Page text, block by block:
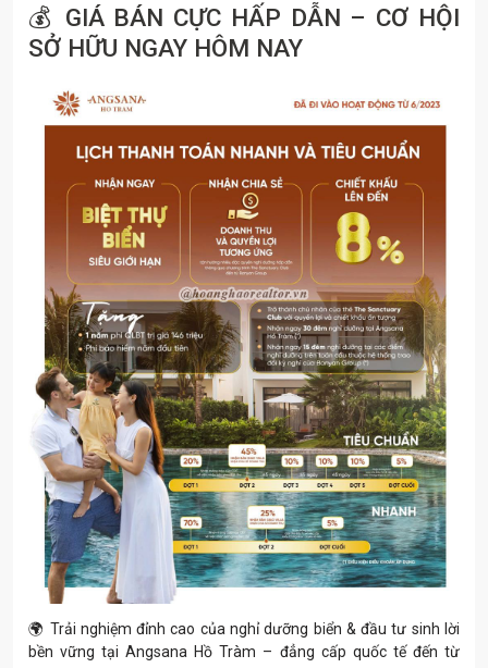
💰 GIÁ BÁN CỰC HẤP DẪN – CƠ HỘI
SỞ HỮU NGAY HÔM NAY
🌍 Trải nghiệm đỉnh cao của nghỉ dưỡng biển & đầu tư sinh lời
bền vững tại Angsana Hồ Tràm – đẳng cấp quốc tế đến từ